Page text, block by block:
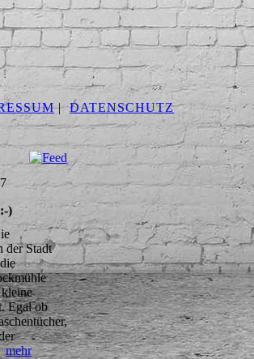
|DATENSCHUTZ
)
der Stadt
Egal ob
mehr